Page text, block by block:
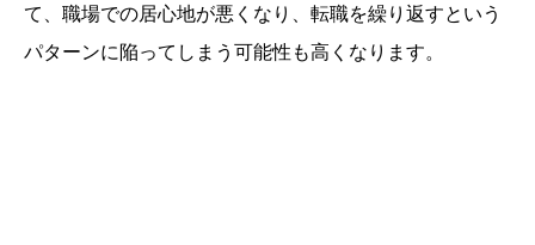
て、職場での居心地が悪くなり、転職を繰り返すという
パターンに陥ってしまう可能性も高くなります。